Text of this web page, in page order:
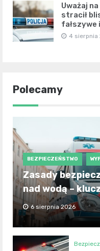
Uważaj
stracił
fałszywe
4 sierpnia
Polecamy
BEZPIECZEŃSTWO
Zasady
nad wodą –
6 sierpnia 2026